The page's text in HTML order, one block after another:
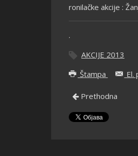
ronilačke akcije :
.
AKCIJE 2013
Štampa
El.
Prethodna